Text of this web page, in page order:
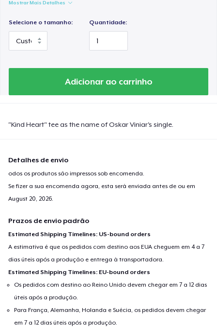
Mostrar Mais Detalhes
Selecione o tamanho: Quantidade:
Adicionar ao carrinho
"Kind Heart" tee as the name of Oskar Viniar's single.
Detalhes de envio
odos os produtos são impressos sob encomenda.
Se fizer a sua encomenda agora, esta será enviada antes de ou em
August 20, 2026.
Prazos de envio padrão
Estimated Shipping Timelines: US-bound orders
A estimativa é que os pedidos com destino aos EUA cheguem em 4 a 7
dias úteis após a produção e entrega à transportadora.
Estimated Shipping Timelines: EU-bound orders
Os pedidos com destino ao Reino Unido devem chegar em 7 a 12 dias
úteis após a produção.
Para França, Alemanha, Holanda e Suécia, os pedidos devem chegar
em 7 a 12 dias úteis após a produção.